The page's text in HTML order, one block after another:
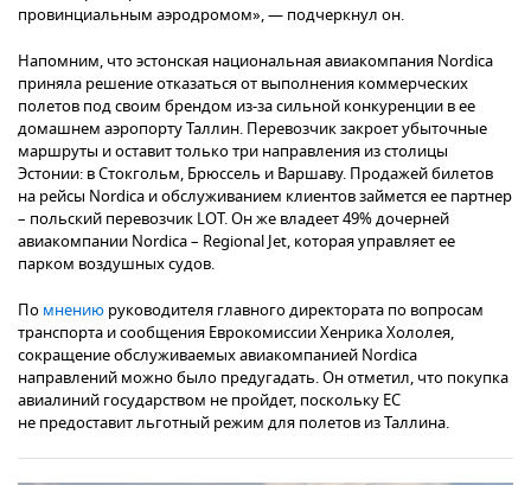
провинциальным аэродромом», — подчеркнул он.
Напомним, что эстонская национальная авиакомпания Nordica
приняла решение отказаться от выполнения коммерческих
полетов под своим брендом из-за сильной конкуренции в ее
домашнем аэропорту Таллин. Перевозчик закроет убыточные
маршруты и оставит только три направления из столицы
Эстонии: в Стокгольм, Брюссель и Варшаву. Продажей билетов
на рейсы Nordica и обслуживанием клиентов займется ее партнер
– польский перевозчик LOT. Он же владеет 49% дочерней
авиакомпании Nordica – Regional Jet, которая управляет ее
парком воздушных судов.
По мнению руководителя главного директората по вопросам
транспорта и сообщения Еврокомиссии Хенрика Хололея,
сокращение обслуживаемых авиакомпанией Nordica
направлений можно было предугадать. Он отметил, что покупка
авиалиний государством не пройдет, поскольку ЕС
не предоставит льготный режим для полетов из Таллина.